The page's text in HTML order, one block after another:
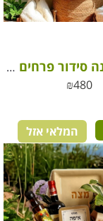
מארז מתנה סידור פרחים יין ושוקולד
₪480
המלאי אזל